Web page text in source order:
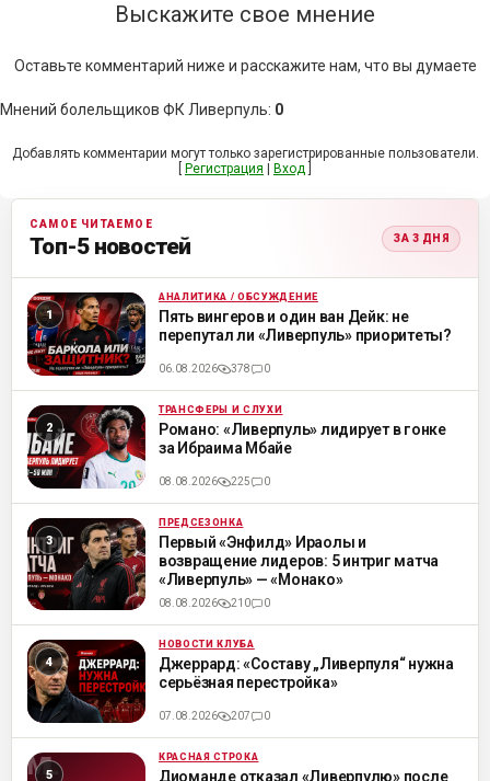
Выскажите свое мнение
Оставьте комментарий ниже и расскажите нам, что вы думаете
Мнений болельщиков ФК Ливерпуль: 0
Добавлять комментарии могут только зарегистрированные пользователи.
Регистрация Вход
САМОЕ ЧИТАЕМОЕ
Топ-5 новостей ЗА 3 ДНЯ
ML АНАЛИТИКА / ОБСУЖДЕНИЕ
Пять вингеров и один ван Дейк: не
перепутал ли «Ливерпуль» приоритеты?
06.08.2026 378 0
ML ТРАНСФЕРЫ И СЛУХИ
Романо: «Ливерпуль» лидирует в гонке
за Ибраима Мбайе
08.08.2026 225 0
ML ПРЕДСЕЗОНКА
Первый «Энфилд» Ираолы и
возвращение лидеров: 5 интриг матча
«Ливерпуль» — «Монако»
08.08.2026 210 0
ML НОВОСТИ КЛУБА
Джеррард: «Составу „Ливерпуля“ нужна
серьёзная перестройка»
07.08.2026 207 0
ML КРАСНАЯ СТРОКА
Диоманде отказал «Ливерпулю» после